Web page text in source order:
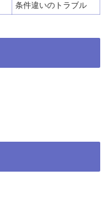
条件違いのトラブル